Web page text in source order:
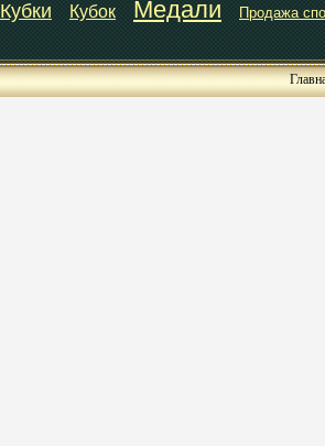
Кубки Кубок Медали Продажа